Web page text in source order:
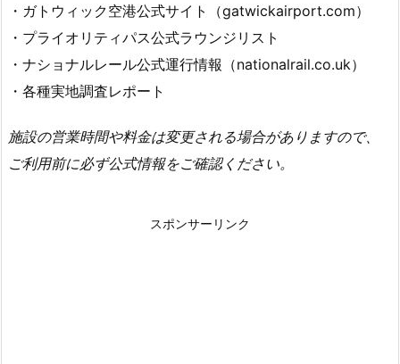
・ガトウィック空港公式サイト（gatwickairport.com）
・プライオリティパス公式ラウンジリスト
・ナショナルレール公式運行情報（nationalrail.co.uk）
・各種実地調査レポート
施設の営業時間や料金は変更される場合がありますので、
ご利用前に必ず公式情報をご確認ください。
スポンサーリンク